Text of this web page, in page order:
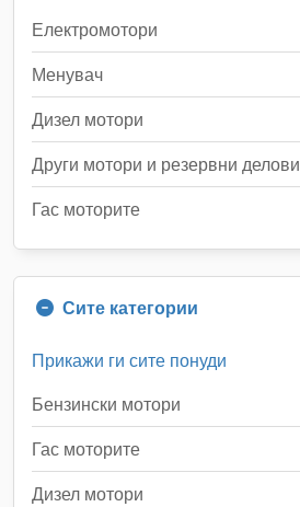
Електромотори
Менувач
Дизел мотори
Други мотори и резервни делови
Гас моторите
Сите категории
Прикажи ги сите понуди
Бензински мотори
Гас моторите
Дизел мотори